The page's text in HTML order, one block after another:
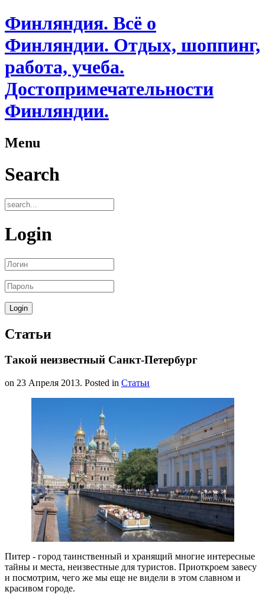
Финляндия. Всё о
Финляндии. Отдых, шоппинг,
работа, учеба.
Достопримечательности
Финляндии.
Menu
Search
Login
Статьи
Такой неизвестный Санкт-Петербург
on 23 Апреля 2013. Posted in Статьи
Питер - город таинственный и хранящий многие интересные
тайны и места, неизвестные для туристов. Приоткроем завесу
и посмотрим, чего же мы еще не видели в этом славном и
красивом городе.